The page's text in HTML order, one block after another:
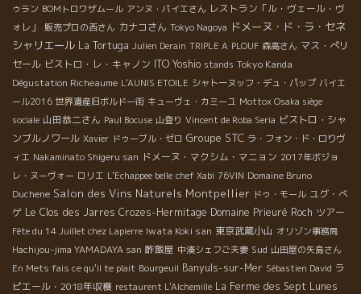
ゥラン BOMトロワザムール アンヌ・パイエさん レストラン「ル・ヴェール・ヴ
ォレ」
販売プロの西さん カナコさん Tokyo Nagoya ドメーヌ・ド・ラ・セネ
シャリエール La Tortuga Julien Derain TRIPLE A PLOUF 森高さん マス・ぺリ
セール ビストロ・レ・キャノン ITO Yoshio stands Tokyo Kanda
Dégustation Richeaume L'AUNIS ETOILE シャトーヌッフ・デュ・パップ バイエ
ール2016 世界遺産旧ボルドー街 キューヴェ・カミーユ Mottox Osaka siège
sociale 山田恭二さん Paul Bocuse 山登り Vincent de Roba Seria ビストロ・シャ
ンブルノワール Xavier ドゥーブル・ゼロ Groupe STC ラ・フォン・ド・ロりヴ
ィエ Nakaminato Shigeru san ドメーヌ・マクシム・マニョン 2017年ボジョ
レ・ヌーヴォー ロリエ L'Echappee belle chef Xabi 76VIN Domaine Bruno
Duchene Salon des Vins Naturels Montpellier ドゥ・モール ユグ・べ
ゲ Le Clos des Jarres Crozes-Hermitage Domaine Prieuré Roch ツアー
Fête du 14 Juillet chez Lapierre Iwata Koki san 東京武蔵小山 オリゾン事務局
Hachijou-jima YAMADAYA san 酢飯屋 中湊シェフご夫妻 Sud 山田屋の矢島さん
En Mets fais ce qu'il te plait Bourgeuil Banyuls-sur-Mer Sébastien David ラ
ピエール・2018年収穫 restaurent L'Alchemille La Ferme des Sept Lunes